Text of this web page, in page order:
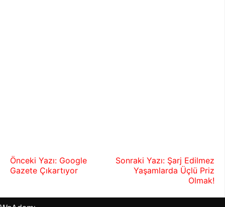
Yazı
Önceki Yazı: Google
Gazete Çıkartıyor
Sonraki Yazı: Şarj Edilmez
Yaşamlarda Üçlü Priz
Olmak!